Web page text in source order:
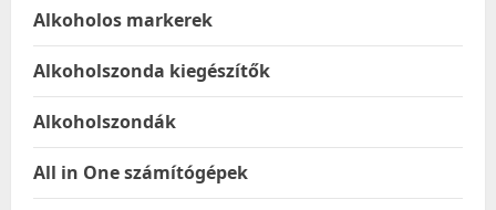
Alkoholos markerek
Alkoholszonda kiegészítők
Alkoholszondák
All in One számítógépek